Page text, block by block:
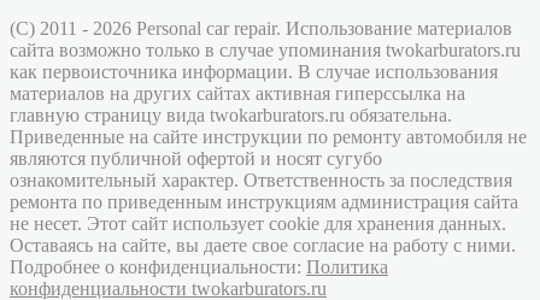
(C) 2011 - 2026 Personal car repair. Использование материалов
сайта возможно только в случае упоминания twokarburators.ru
как первоисточника информации. В случае использования
материалов на других сайтах активная гиперссылка на
главную страницу вида twokarburators.ru обязательна.
Приведенные на сайте инструкции по ремонту автомобиля не
являются публичной офертой и носят сугубо
ознакомительный характер. Ответственность за последствия
ремонта по приведенным инструкциям администрация сайта
не несет. Этот сайт использует cookie для хранения данных.
Оставаясь на сайте, вы даете свое согласие на работу с ними.
Подробнее о конфиденциальности: Политика
конфиденциальности twokarburators.ru